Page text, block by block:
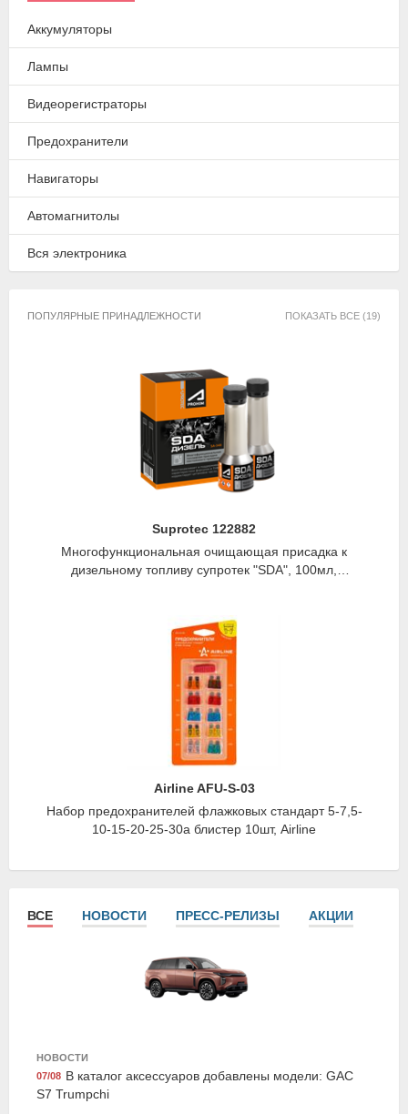
Аккумуляторы
Лампы
Видеорегистраторы
Предохранители
Навигаторы
Автомагнитолы
Вся электроника
ПОПУЛЯРНЫЕ ПРИНАДЛЕЖНОСТИ ПОКАЗАТЬ ВСЕ (19)
Suprotec 122882
Многофункциональная очищающая присадка к
дизельному топливу супротек "SDA", 100мл,
Airline AFU-S-03
Набор предохранителей флажковых стандарт 5-7,5-
10-15-20-25-30а блистер 10шт, Airline
Жидкость охлаждающая "Antifreeze Euro G11",
ВСЕ НОВОСТИ ПРЕСС-РЕЛИЗЫ АКЦИИ
НОВОСТИ
07/08 В каталог аксессуаров добавлены модели: GAC
S7 Trumpchi